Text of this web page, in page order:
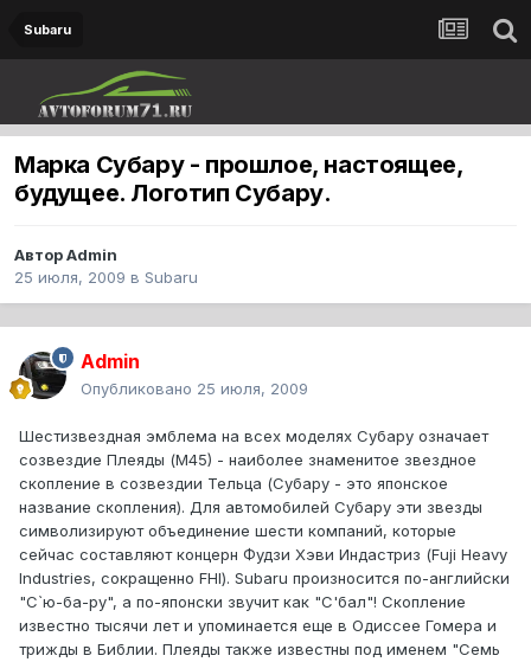
Subaru
Марка Субару - прошлое, настоящее,
будущее. Логотип Субару.
АвторAdmin
25 июля, 2009 в Subaru
Admin
Опубликовано 25 июля, 2009
Шестизвездная эмблема на всех моделях Субару означает
созвездие Плеяды (М45) - наиболее знаменитое звездное
скопление в созвездии Тельца (Субару - это японское
название скопления). Для автомобилей Субару эти звезды
символизируют объединение шести компаний, которые
сейчас составляют концерн Фудзи Хэви Индастриз (Fuji Heavy
Industries, сокращенно FHI). Subaru произносится по-английски
"С`ю-ба-ру", а по-японски звучит как "С'бал"! Скопление
известно тысячи лет и упоминается еще в Одиссее Гомера и
трижды в Библии. Плеяды также известны под именем "Семь